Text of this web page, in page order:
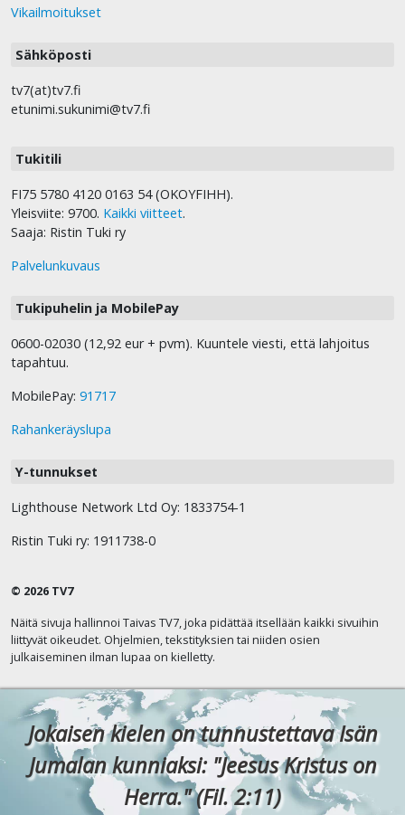
Vikailmoitukset
Sähköposti
tv7(at)tv7.fi
etunimi.sukunimi@tv7.fi
Tukitili
FI75 5780 4120 0163 54 (OKOYFIHH).
Yleisviite: 9700. Kaikki viitteet.
Saaja: Ristin Tuki ry
Palvelunkuvaus
Tukipuhelin ja MobilePay
0600-02030 (12,92 eur + pvm). Kuuntele viesti, että lahjoitus
tapahtuu.
MobilePay: 91717
Rahankeräyslupa
Y-tunnukset
Lighthouse Network Ltd Oy: 1833754-1
Ristin Tuki ry: 1911738-0
© 2026 TV7
Näitä sivuja hallinnoi Taivas TV7, joka pidättää itsellään kaikki sivuihin
liittyvät oikeudet. Ohjelmien, tekstityksien tai niiden osien
julkaiseminen ilman lupaa on kielletty.
Jokaisen kielen on tunnustettava Isän
Jumalan kunniaksi: "Jeesus Kristus on
Herra." (Fil. 2:11)